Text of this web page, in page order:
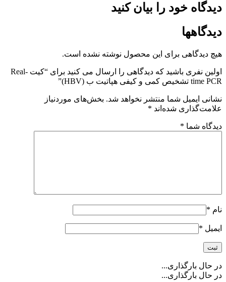
دیدگاه خود را بیان کنید
دیدگاهها
هیچ دیدگاهی برای این محصول نوشته نشده است.
اولین نفری باشید که دیدگاهی را ارسال می کنید برای “کیت Real-
time PCR تشخیص کمی و کیفی هپاتیت ب (HBV)”
نشانی ایمیل شما منتشر نخواهد شد. بخش‌های موردنیاز
علامت‌گذاری شده‌اند *
دیدگاه شما *
نام *
ایمیل *
در حال بارگذاری...
در حال بارگذاری...